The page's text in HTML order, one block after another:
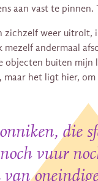
aan vast te
weer uitrolt,
mezelf andermaal
objecten buiten mijn
het ligt hier,
die
vuur
van